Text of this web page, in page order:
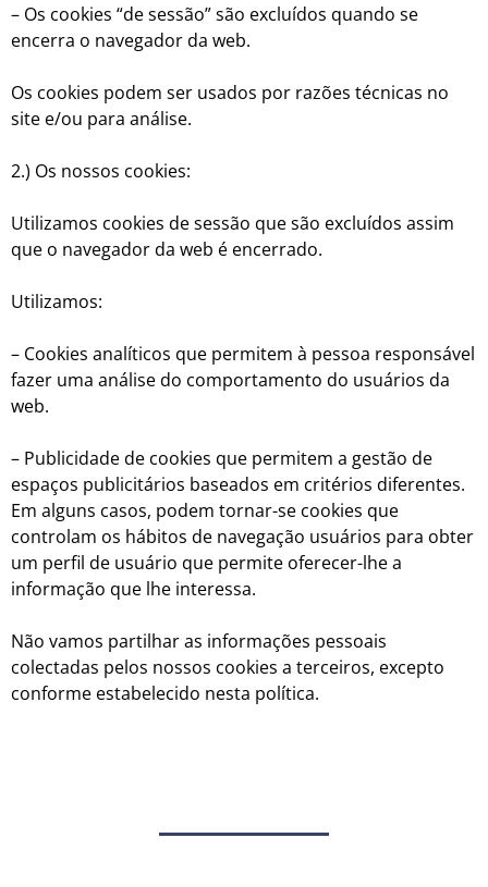
– Os cookies “de sessão” são excluídos quando se
encerra o navegador da web.
Os cookies podem ser usados por razões técnicas no
site e/ou para análise.
2.) Os nossos cookies:
Utilizamos cookies de sessão que são excluídos assim
que o navegador da web é encerrado.
Utilizamos:
– Cookies analíticos que permitem à pessoa responsável
fazer uma análise do comportamento do usuários da
web.
– Publicidade de cookies que permitem a gestão de
espaços publicitários baseados em critérios diferentes.
Em alguns casos, podem tornar-se cookies que
controlam os hábitos de navegação usuários para obter
um perfil de usuário que permite oferecer-lhe a
informação que lhe interessa.
Não vamos partilhar as informações pessoais
colectadas pelos nossos cookies a terceiros, excepto
conforme estabelecido nesta política.